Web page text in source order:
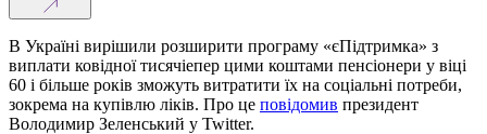
В Україні вирішили розширити програму «єПідтримка» з
виплати ковідної тисячіепер цими коштами пенсіонери у віці
60 і більше років зможуть витратити їх на соціальні потреби,
зокрема на купівлю ліків. Про це повідомив президент
Володимир Зеленський у Twitter.